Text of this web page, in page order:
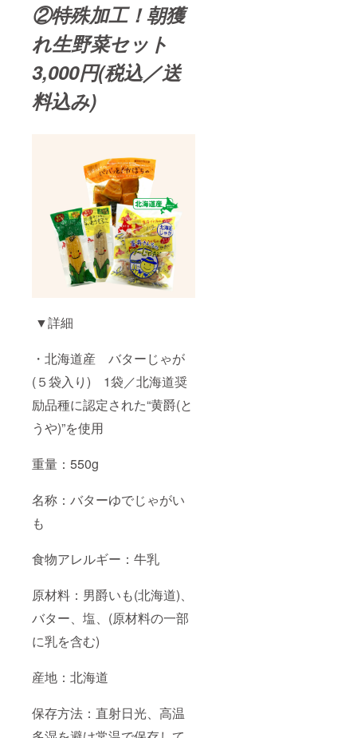
②特殊加工！朝獲
れ生野菜セット
3,000円(税込／送
料込み)
▼詳細
・北海道産 バターじゃが
(５袋入り) 1袋／北海道奨
励品種に認定された“黄爵(と
うや)”を使用
重量：550g
名称：バターゆでじゃがい
も
食物アレルギー：牛乳
原材料：男爵いも(北海道)、
バター、塩、(原材料の一部
に乳を含む)
産地：北海道
保存方法：直射日光、高温